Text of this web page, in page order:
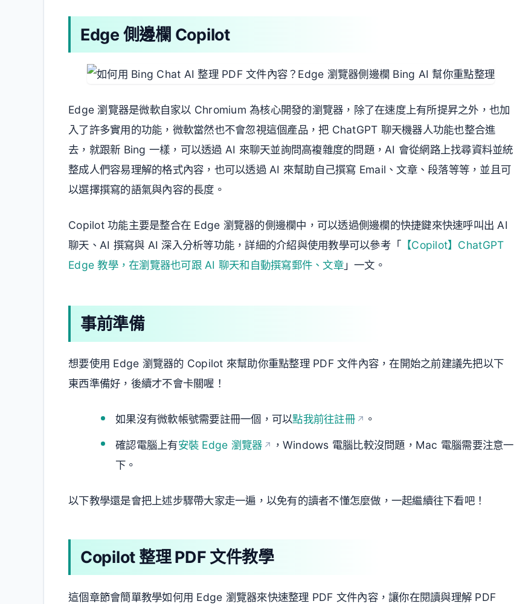
Edge 側邊欄 Copilot
Edge 瀏覽器是微軟自家以 Chromium 為核心開發的瀏覽器，除了在速度上有所提昇之外，也加
入了許多實用的功能，微軟當然也不會忽視這個產品，把 ChatGPT 聊天機器人功能也整合進
去，就跟新 Bing 一樣，可以透過 AI 來聊天並詢問高複雜度的問題，AI 會從網路上找尋資料並統
整成人們容易理解的格式內容，也可以透過 AI 來幫助自己撰寫 Email、文章、段落等等，並且可
以選擇撰寫的語氣與內容的長度。
Copilot 功能主要是整合在 Edge 瀏覽器的側邊欄中，可以透過側邊欄的快捷鍵來快速呼叫出 AI
聊天、AI 撰寫與 AI 深入分析等功能，詳細的介紹與使用教學可以參考「 【Copilot】ChatGPT
Edge 教學，在瀏覽器也可跟 AI 聊天和自動撰寫郵件、文章」一文。
事前準備
想要使用 Edge 瀏覽器的 Copilot 來幫助你重點整理 PDF 文件內容，在開始之前建議先把以下
東西準備好，後續才不會卡關喔！
如果沒有微軟帳號需要註冊一個，可以點我前往註冊 。
確認電腦上有安裝 Edge 瀏覽器
，Windows 電腦比較沒問題，Mac 電腦需要注意一
下。
以下教學還是會把上述步驟帶大家走一遍，以免有的讀者不懂怎麼做，一起繼續往下看吧！
Copilot 整理 PDF 文件教學
這個章節會簡單教學如何用 Edge 瀏覽器來快速整理 PDF 文件內容，讓你在閱讀與理解 PDF